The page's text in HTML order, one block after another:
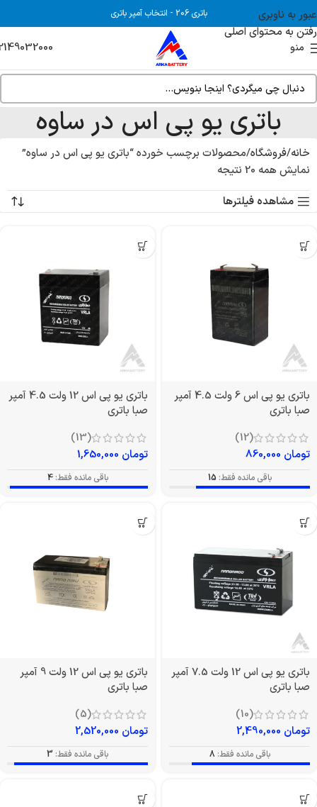
عبور به ناوبری
رفتن به محتوای اصلی
باتری 206 - انتخاب آمپر باتری
منو
باتری یو پی اس در ساوه
خانه فروشگاه محصولات برچسب خورده “باتری یو پی اس در ساوه”
نمایش همه 20 نتیجه
مشاهده فیلترها
باتری یو پی اس 6 ولت 4.5 آمپر
صبا باتری
(12)
تومان
باقی مانده فقط: 15
باتری یو پی اس 12 ولت 4.5 آمپر
صبا باتری
(13)
تومان
باقی مانده فقط: 4
باتری یو پی اس 12 ولت 7.5 آمپر
صبا باتری
(10)
تومان
باقی مانده فقط: 8
باتری یو پی اس 12 ولت 9 آمپر
صبا باتری
(5)
تومان
باقی مانده فقط: 3